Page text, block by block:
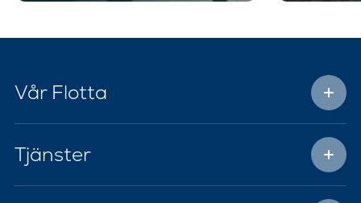
Vår Flotta
Tjänster